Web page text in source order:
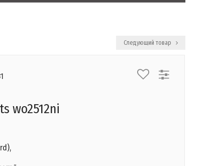
Следующий товар
wo2512ni